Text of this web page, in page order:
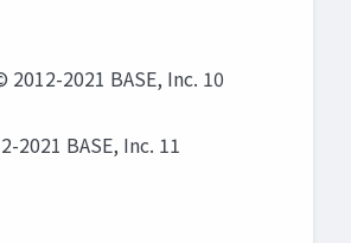
2021 BASE, Inc. 10
2021 BASE, Inc. 11